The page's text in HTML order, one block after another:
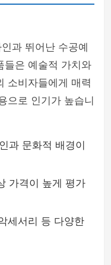
과 뛰어난 수공예
들은 예술적 가치와
소비자들에게 매력
으로 인기가 높습니
과 문화적 배경이
가격이 높게 평가
세서리 등 다양한